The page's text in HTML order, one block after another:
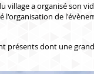
village a organisé son
l'organisation de
présents dont une